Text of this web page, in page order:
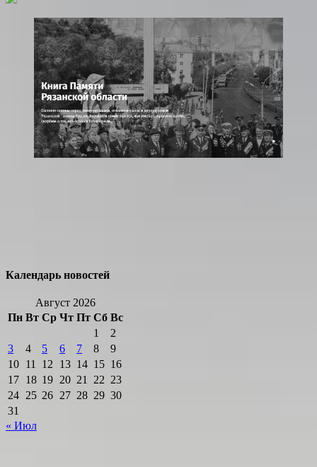
Календарь новостей
Август 2026
Пн Вт Ср Чт Пт Сб Вс
1
2
3
4 5 6 7 8
9
10 11 12 13 14 15 16
17 18 19 20 21 22 23
24 25 26 27 28 29 30
31
« Июл